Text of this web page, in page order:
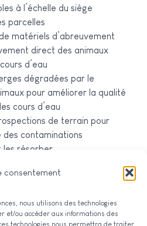
consentement
nous utilisons des technologies
et/ou accéder aux informations des
technologies nous permettra de traiter
à l’échelle du siège
parcelles
direct des animaux
d’eau
pour améliorer la qualité
cours d’eau
des contaminations
les résorber